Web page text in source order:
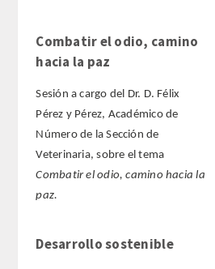
Combatir el odio, camino
hacia la paz
Sesión a cargo del Dr. D. Félix
Pérez y Pérez, Académico de
Número de la Sección de
Veterinaria, sobre el tema
Combatir el odio, camino hacia la
paz.
Desarrollo sostenible